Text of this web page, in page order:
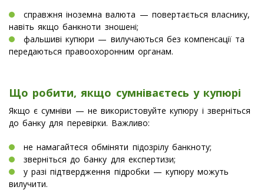
справжня іноземна валюта — повертається власнику,
навіть якщо банкноти зношені;
фальшиві купюри — вилучаються без компенсації та
передаються правоохоронним органам.
Що робити, якщо сумніваєтесь у купюрі
Якщо є сумніви — не використовуйте купюру і зверніться
до банку для перевірки. Важливо:
не намагайтеся обміняти підозрілу банкноту;
зверніться до банку для експертизи;
у разі підтвердження підробки — купюру можуть
вилучити.